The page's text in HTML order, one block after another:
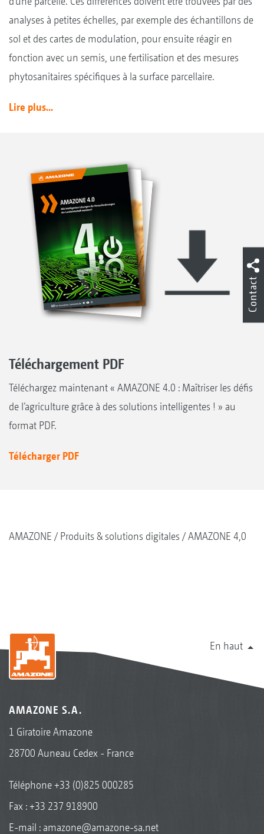
analyses à petites échelles, par exemple des échantillons de
sol et des cartes de modulation, pour ensuite réagir en
fonction avec un semis, une fertilisation et des mesures
phytosanitaires spécifiques à la surface parcellaire.
Lire plus...
Téléchargement PDF
Téléchargez maintenant « AMAZONE 4.0 : Maîtriser les défis
de l’agriculture grâce à des solutions intelligentes ! » au
format PDF.
Télécharger PDF
AMAZONE Produits & solutions digitales AMAZONE 4,0
En haut
AMAZONE S.A.
1 Giratoire Amazone
28700 Auneau Cedex - France
Téléphone+33 (0)825 000285
Fax : +33 237 918900
E-mail : amazone@amazone-sa.net
Contact